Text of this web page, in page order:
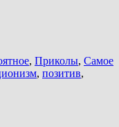
, Приколы, Самое
, позитив,